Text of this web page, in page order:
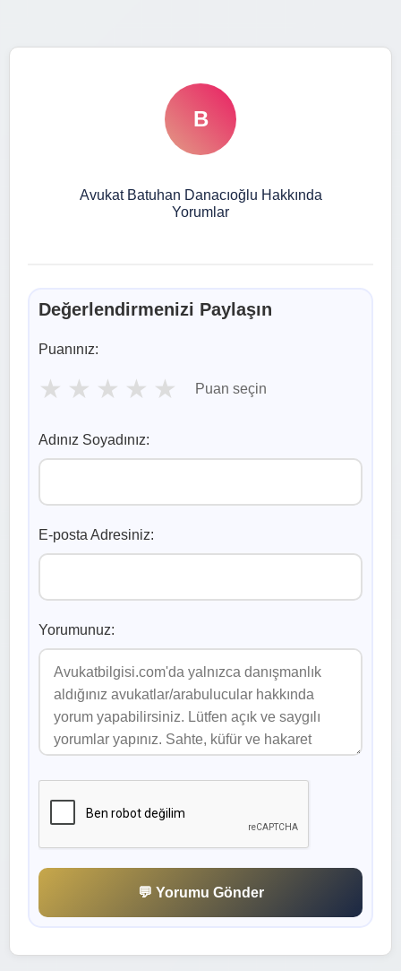
B
Avukat Batuhan Danacıoğlu Hakkında
Yorumlar
Değerlendirmenizi Paylaşın
Puanınız:
★ ★ ★ ★ ★ Puan seçin
Adınız Soyadınız:
E-posta Adresiniz:
Yorumunuz:
💬 Yorumu Gönder